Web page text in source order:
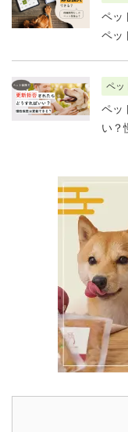
ペッ
ペッ
ペッ
ペッ
い？